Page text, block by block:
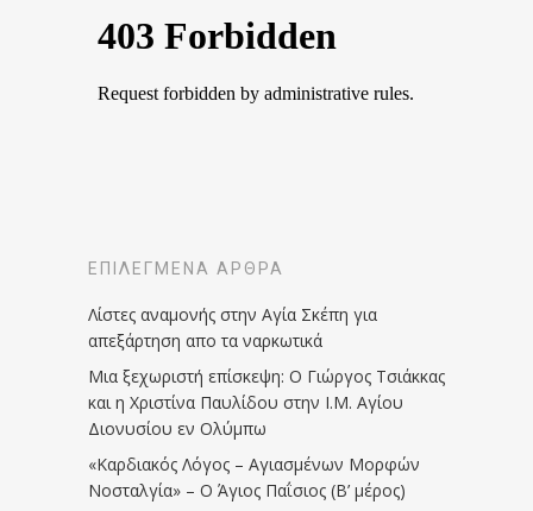
ΕΠΙΛΕΓΜΈΝΑ ΆΡΘΡΑ
Λίστες αναμονής στην Αγία Σκέπη για
απεξάρτηση απο τα ναρκωτικά
Μια ξεχωριστή επίσκεψη: Ο Γιώργος Τσιάκκας
και η Χριστίνα Παυλίδου στην Ι.Μ. Αγίου
Διονυσίου εν Ολύμπω
«Καρδιακός Λόγος – Αγιασμένων Μορφών
Νοσταλγία» – Ο Άγιος Παΐσιος (Β’ μέρος)